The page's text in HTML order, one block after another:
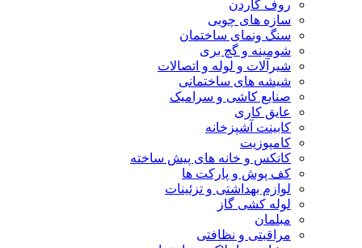
روف گاردن
سازه های چوبی
سنگ ونمای ساختمان
شومینه و گچ بری
شیرآلات و لوله و اتصالات
شیشه های ساختمانی
صنایع کاشی و سرامیک
عایق کاری
کابینت آشپزخانه
کامپوزیت
کانکس و خانه های پیش ساخته
کف پوش و پارکت ها
لوازم بهداشتی و تزئینات
لوله کشی گاز
مبلمان
مراقبتی و نظافتی